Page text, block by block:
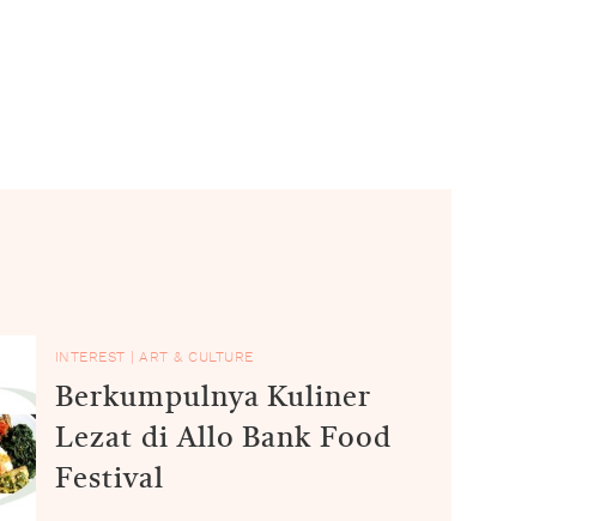
INTEREST |ART & CULTURE
Berkumpulnya Kuliner
Lezat di Allo Bank Food
Festival